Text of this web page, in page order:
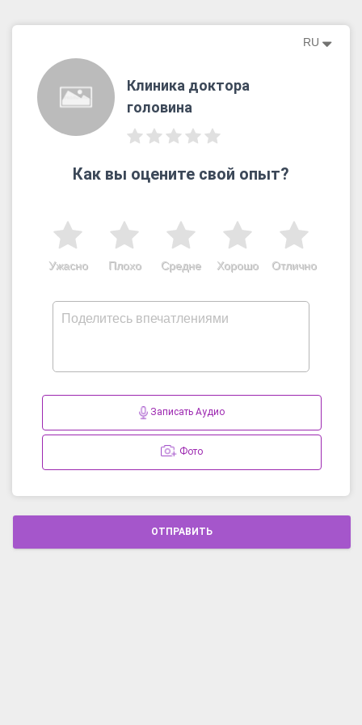
RU
Клиника доктора
головина
Как вы оцените свой опыт?
Отлично
Хорошо
Средне
Плохо
Ужасно
Записать Аудио
Фото
ОТПРАВИТЬ